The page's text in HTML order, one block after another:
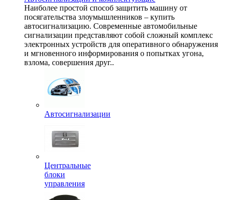
Наиболее простой способ защитить машину от
посягательства злоумышленников – купить
автосигнализацию. Современные автомобильные
сигнализации представляют собой сложный комплекс
электронных устройств для оперативного обнаружения
и мгновенного информирования о попытках угона,
взлома, совершения друг..
Автосигнализации
Центральные
блоки
управления